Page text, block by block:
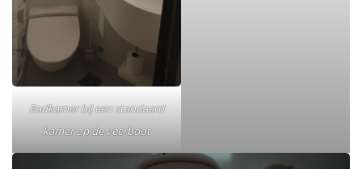
Badkamer bij een standaard
kamer op de veerboot